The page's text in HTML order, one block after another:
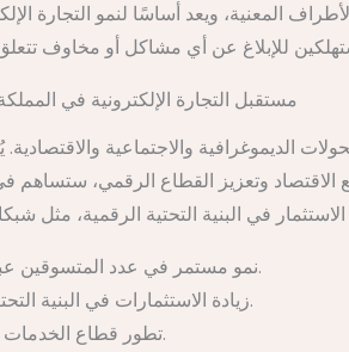
المعنية، ويعد أساسًا لنمو التجارة
مستقبل التجارة الإلكترونية في
الديموغرافية والاجتماعية والاقتصادية.
الإقبال على التسوق عبر الإنترنت. كما أن رؤية 2030، التي تهدف إلى تنويع الاقتصاد وتعزيز
نمو مستمر في عدد المتسوقين عبر الإنترنت.
زيادة الاستثمارات في البنية التحتية الرقمية.
تطور قطاع الخدمات اللوجستية.